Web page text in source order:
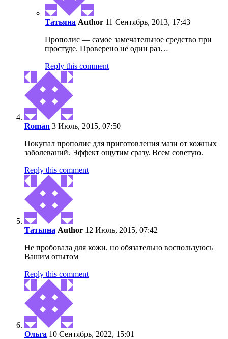
Татьяна Author 11 Сентябрь, 2013, 17:43
Прополис — самое замечательное средство при
простуде. Проверено не один раз…
Reply this comment
Roman 3 Июль, 2015, 07:50
Покупал прополис для приготовления мази от кожных
заболеваний. Эффект ощутим сразу. Всем советую.
Reply this comment
Татьяна Author 12 Июль, 2015, 07:42
Не пробовала для кожи, но обязательно воспользуюсь
Вашим опытом
Reply this comment
Ольга 10 Сентябрь, 2022, 15:01